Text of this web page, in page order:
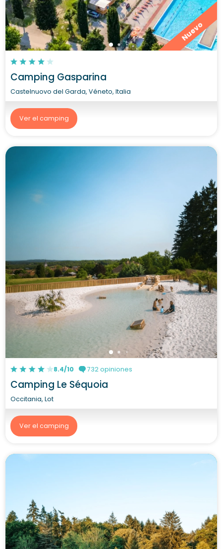
Nuevo
Camping Gasparina
Castelnuovo del Garda, Véneto, Italia
Ver el camping
8.4/10 732 opiniones
Camping Le Séquoia
Occitania, Lot
Ver el camping